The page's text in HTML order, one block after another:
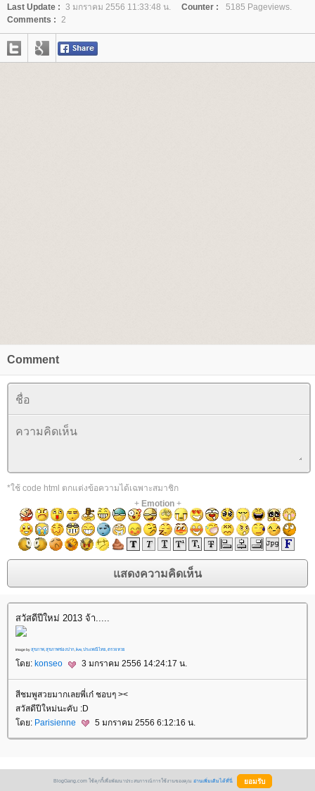
Last Update : 3 มกราคม 2556 11:33:48 น. Counter :
5185 Pageviews.
Comments : 2
Comment
*ใช้ code html ตกแต่งข้อความได้เฉพาะสมาชิก
+ Emotion+
สวัสดีปีใหม่ 2013 จ้า.....
Image byสุขภาพ สุขภาพช่องปาก live ประเพณีไท ตรวจหว
ดย: konseo 3 มกราคม 2556 14:24:17 น.
สีชมพูสวยมากเลยพี่เก๋ ชอบๆ ><
สวัสดีปีใหม่นะคับ :D
ดย: Parisienne 5 มกราคม 2556 6:12:16 น.
BlogGang.com ใช้คุกกี้เพื่อพัฒนาประสบการณ์การใช้งานของคุณ อ่านเพิ่มเติมได้ที่นี่